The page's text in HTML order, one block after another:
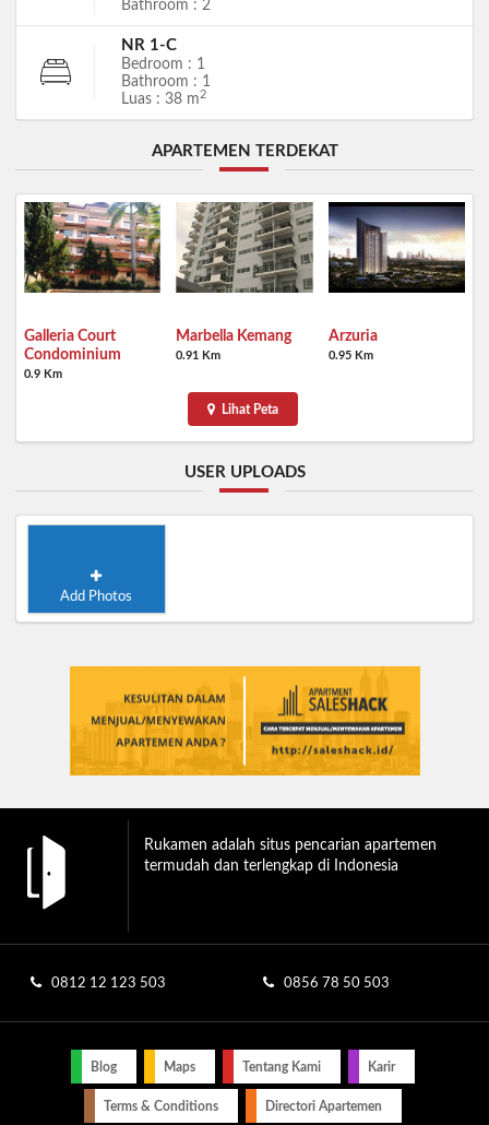
Bathroom : 2
NR 1-C
Bedroom : 1
Bathroom : 1
Luas : 38 m2
APARTEMEN TERDEKAT
Galleria Court
Condominium
0.9 Km
Marbella Kemang
0.91 Km
Arzuria
0.95 Km
Lihat Peta
USER UPLOADS
Add Photos
Rukamen adalah situs pencarian apartemen
termudah dan terlengkap di Indonesia
0812 12 123 503 0856 78 50 503
Blog Maps Tentang Kami Karir
Terms & Conditions Directori Apartemen